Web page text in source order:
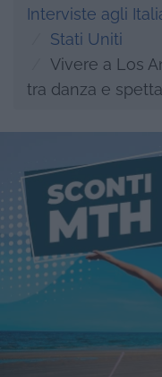
Interviste agli
Stati Uniti
Vivere a Los
tra danza e